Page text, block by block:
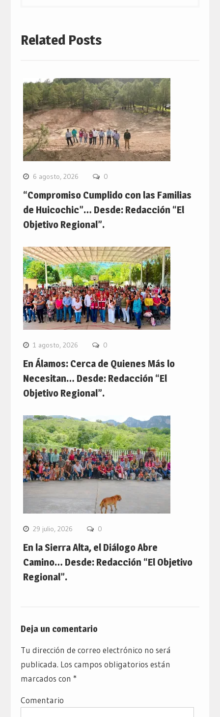
Related Posts
6 agosto, 2026 0
“Compromiso Cumplido con las Familias
de Huicochic”… Desde: Redacción “El
Objetivo Regional”.
1 agosto, 2026 0
En Álamos: Cerca de Quienes Más lo
Necesitan… Desde: Redacción “El
Objetivo Regional”.
29 julio, 2026 0
En la Sierra Alta, el Diálogo Abre
Camino… Desde: Redacción “El Objetivo
Regional”.
Deja un comentario
Tu dirección de correo electrónico no será
publicada. Los campos obligatorios están
marcados con *
Comentario